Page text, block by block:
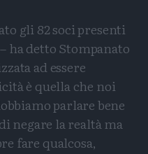
gli 82 soci presenti
ha detto Stompanato
ad essere
è quella che noi
parlare bene
negare la realtà ma
fare qualcosa,